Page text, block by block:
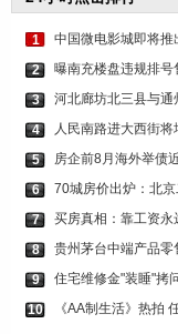
1
中国微电影城即将
2
曝南充楼盘违规排
3
河北廊坊北三县与通
4
人民南路进大西街
5
房企前8月海外举债
6
70城房价出炉：北
7
买房真相：靠工资永
8
贵州茅台中端产品
9
住宅维修金"装睡"拷
10
《AA制生活》热拍